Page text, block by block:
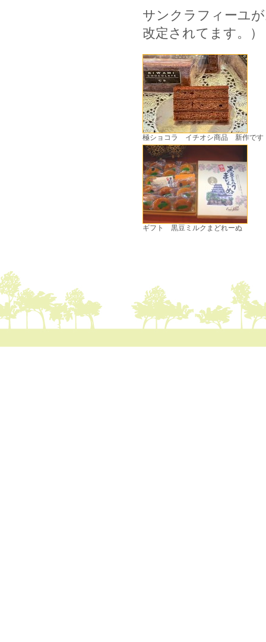
サンクラフィーユ
改定されてます。）
極ショコラ イチオシ商品 新作です
ギフト 黒豆ミルクまどれーぬ